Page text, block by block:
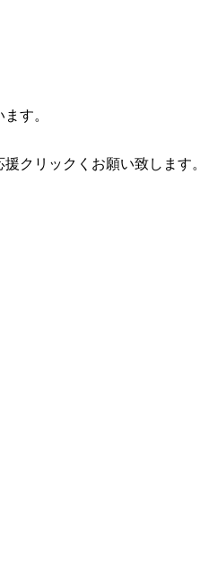
す。
クリックくお願い致します。